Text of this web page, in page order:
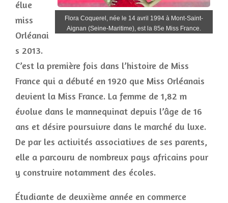
Flora Coquerel, née le 14 avril 1994 à Mont-Saint-
Aignan (Seine-Maritime), est la 85e Miss France.
élue
miss
Orléanai
s 2013.
C’est la première fois dans l’histoire de Miss
France qui a débuté en 1920 que Miss Orléanais
devient la Miss France. La femme de 1,82 m
évolue dans le mannequinat depuis l’âge de 16
ans et désire poursuivre dans le marché du luxe.
De par les activités associatives de ses parents,
elle a parcouru de nombreux pays africains pour
y construire notamment des écoles.
Étudiante de deuxième année en commerce